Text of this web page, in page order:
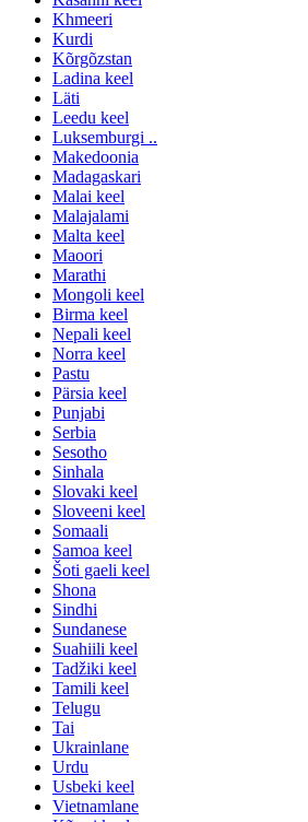
Khmeeri
Kurdi
Kõrgõzstan
Ladina keel
Läti
Leedu keel
Luksemburgi ..
Makedoonia
Madagaskari
Malai keel
Malajalami
Malta keel
Maoori
Marathi
Mongoli keel
Birma keel
Nepali keel
Norra keel
Pastu
Pärsia keel
Punjabi
Serbia
Sesotho
Sinhala
Slovaki keel
Sloveeni keel
Somaali
Samoa keel
Šoti gaeli keel
Shona
Sindhi
Sundanese
Suahiili keel
Tadžiki keel
Tamili keel
Telugu
Tai
Ukrainlane
Urdu
Usbeki keel
Vietnamlane